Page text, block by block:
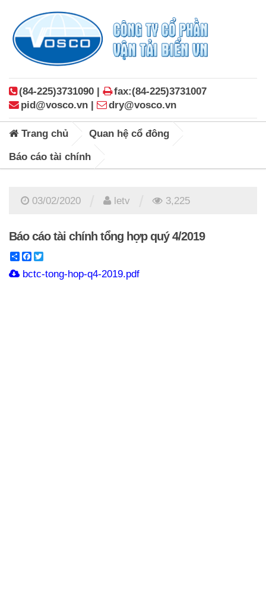
(84-225)3731090 |
fax:(84-225)3731007
pid@vosco.vn |
dry@vosco.vn
Trang chủ Quan hệ cổ đông
Báo cáo tài chính
03/02/2020 letv 3,225
Báo cáo tài chính tổng hợp quý 4/2019
ShareFacebook
bctc-tong-hop-q4-2019.pdf